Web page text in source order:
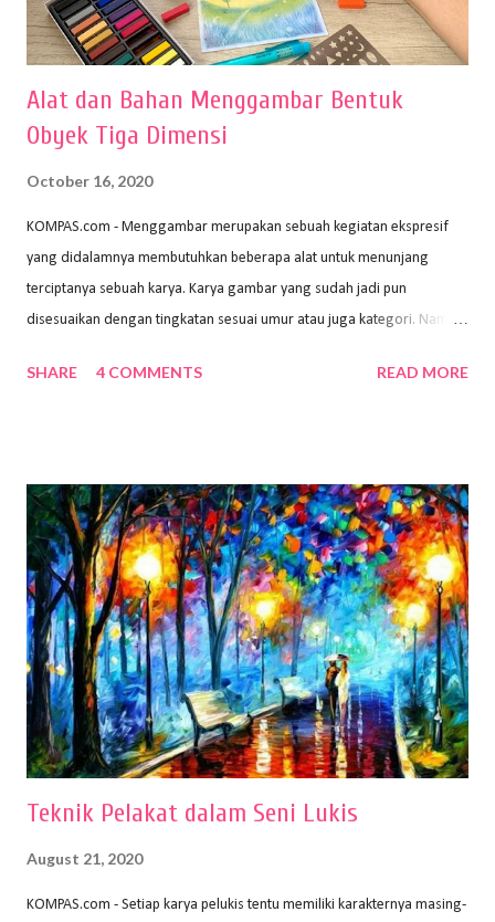
Alat dan Bahan Menggambar Bentuk
Obyek Tiga Dimensi
October 16, 2020
KOMPAS.com - Menggambar merupakan sebuah kegiatan ekspresif
yang didalamnya membutuhkan beberapa alat untuk menunjang
terciptanya sebuah karya. Karya gambar yang sudah jadi pun
disesuaikan dengan tingkatan sesuai umur atau juga kategori. Namun,
sehingga hasilnya bisa dilihat. Peran alat dan bahan sangat
memiliki spesifikasi berbeda sesuai jenisnya. Berikut peralatan
menggambar bentuk: 1. Kertas Gambar Kegiatan menggambar
membutuhkan kertas yang baik agar proses pembuatan gambar lebih
nyaman dan maksimal. Bahan kertas yang baik salah satu syaratnya
adalah tidak mudah sobek, mengingat menggambar merupakan
proses menggores dan menghapus. Kertas adalah bahan yang paling
ideal digunakan untuk menggambar. Dalam menggambar
menggunakan pen...
SHARE 4 COMMENTS READ MORE
Teknik Pelakat dalam Seni Lukis
August 21, 2020
KOMPAS.com - Setiap karya pelukis tentu memiliki karakternya masing-